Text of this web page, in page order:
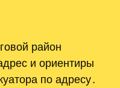
район
и ориентиры
по адресу․